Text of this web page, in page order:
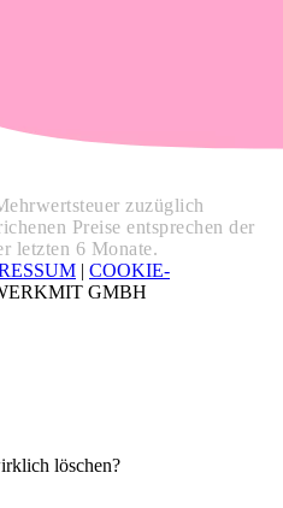
zuzüglich
Preise entsprechen der
letzten 6 Monate.
| COOKIE-
GMBH
löschen?